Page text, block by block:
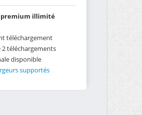
illimité
téléchargement
téléchargements
disponible
supportés